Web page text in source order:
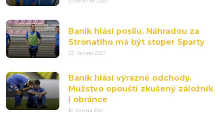
Baník hlásí posilu. Náhradou za
Stronatiho má být stoper Sparty
22. června 2021
Baník hlásí výrazné odchody.
Mužstvo opouští zkušený záložník
i obránce
12. června 2021